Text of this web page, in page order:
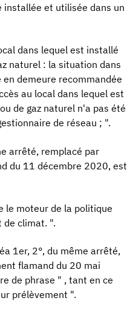
installée et utilisée dans un
dans lequel est installé
naturel : la situation dans
demeure recommandée
au local dans lequel est
de gaz naturel n'a pas été
de réseau ; ".
arrêté, remplacé par
du 11 décembre 2020, est
le moteur de la politique
de climat. ".
1er, 2°, du même arrêté,
flamand du 20 mai
de phrase " , tant en ce
prélèvement ".